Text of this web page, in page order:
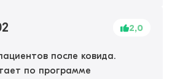
2,0
после ковида.
по программе